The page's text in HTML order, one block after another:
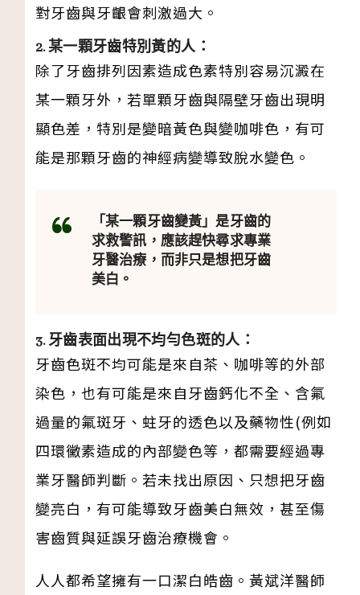
對牙齒與牙齦會刺激過大。
2. 某一顆牙齒特別黃的人：
除了牙齒排列因素造成色素特別容易沉澱在
某一顆牙外，若單顆牙齒與隔壁牙齒出現明
顯色差，特別是變暗黃色與變咖啡色，有可
能是那顆牙齒的神經病變導致脫水變色。
「某一顆牙齒變黃」是牙齒的
求救警訊，應該趕快尋求專業
牙醫治療，而非只是想把牙齒
美白。
3. 牙齒表面出現不均勻色斑的人：
牙齒色斑不均可能是來自茶、咖啡等的外部
染色，也有可能是來自牙齒鈣化不全、含氟
過量的氟斑牙、蛀牙的透色以及藥物性(例如
四環黴素造成的內部變色等，都需要經過專
業牙醫師判斷。若未找出原因、只想把牙齒
變亮白，有可能導致牙齒美白無效，甚至傷
害齒質與延誤牙齒治療機會。
人人都希望擁有一口潔白皓齒。黃斌洋醫師